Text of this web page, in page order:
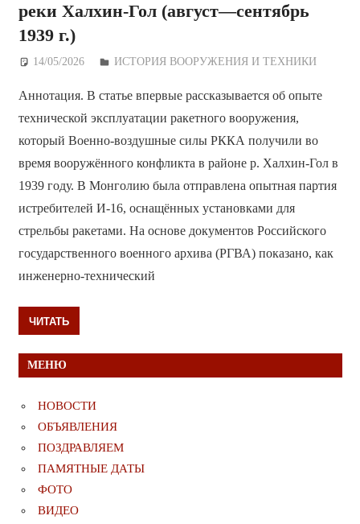
реки Халхин-Гол (август—сентябрь
1939 г.)
14/05/2026 Дежурный по Редакции
ИСТОРИЯ ВООРУЖЕНИЯ И ТЕХНИКИ
Аннотация. В статье впервые рассказывается об опыте
технической эксплуатации ракетного вооружения,
который Военно-воздушные силы РККА получили во
время вооружённого конфликта в районе р. Халхин-Гол в
1939 году. В Монголию была отправлена опытная партия
истребителей И-16, оснащённых установками для
стрельбы ракетами. На основе документов Российского
государственного военного архива (РГВА) показано, как
инженерно-технический
ЧИТАТЬ
МЕНЮ
НОВОСТИ
ОБЪЯВЛЕНИЯ
ПОЗДРАВЛЯЕМ
ПАМЯТНЫЕ ДАТЫ
ФОТО
ВИДЕО